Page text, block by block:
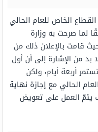
الخاص للعام الحالي
لما صرحت به وزارة
حيث قامت بالإعلان ذلك من
بد من الإشارة إلى أن أول
أربعة أيام، ولكن
الحالي مع إجازة نهاية
يتمّ العمل على تعويض